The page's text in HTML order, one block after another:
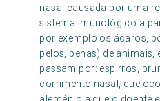
nasal causada por uma
sistema imunológico a
por exemplo os ácaros,
pelos, penas) de
passam por: espirros,
corrimento nasal, que